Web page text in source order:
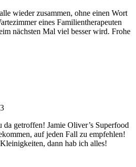
wieder zusammen, ohne einen Wort
eines Familientherapeuten
nächsten Mal viel besser wird. Frohe
da getroffen! Jamie Oliver’s Superfood
auf jeden Fall zu empfehlen!
dann hab ich alles!